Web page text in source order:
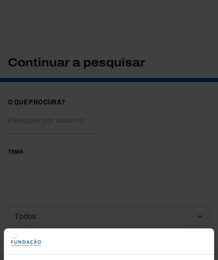
Continuar a pesquisar
O QUE PROCURA?
TEMA
DATA DE INÍCIO